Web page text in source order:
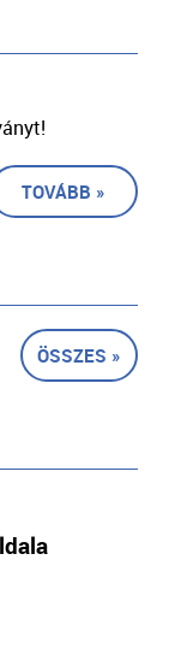
TOVÁBB »
ÖSSZES »